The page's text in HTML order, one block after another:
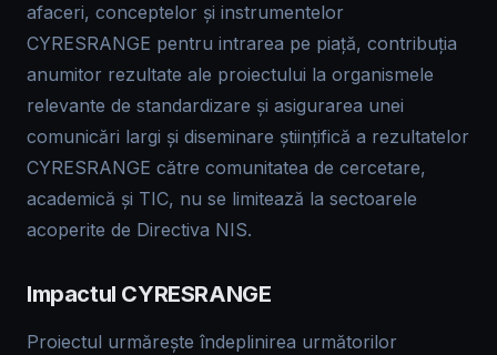
afaceri, conceptelor și instrumentelor
CYRESRANGE pentru intrarea pe piață, contribuția
anumitor rezultate ale proiectului la organismele
relevante de standardizare și asigurarea unei
comunicări largi și diseminare științifică a rezultatelor
CYRESRANGE către comunitatea de cercetare,
academică și TIC, nu se limitează la sectoarele
acoperite de Directiva NIS.
Impactul CYRESRANGE
Proiectul urmărește îndeplinirea următorilor